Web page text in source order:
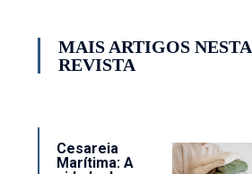
MAIS ARTIGOS NESTA
REVISTA
Cesareia
Marítima: A